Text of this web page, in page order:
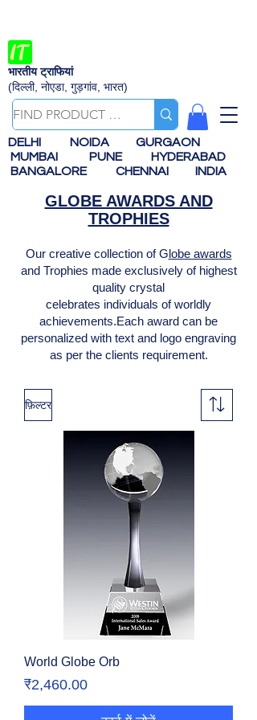
भारतीय ट्राफियां
(दिल्ली, नोएडा, गुड़गांव, भारत)
DELHI NOIDA
GURGAON
MUMBAI
PUNE
HYDERABAD
BANGALORE
CHENNAI INDIA
GLOBE AWARDS AND
TROPHIES
Our creative collection of G lobe awards
and Trophies made exclusively of highest
quality crystal
celebrates individuals of worldly
achievements.Each award can be
personalized with text and logo engraving
as per the clients requirement.
फ़िल्टर
World Globe Orb
मूल्य
₹2,460.00